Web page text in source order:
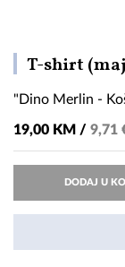
T-shirt
"Dino Merlin -
19,00 KM / 9,71